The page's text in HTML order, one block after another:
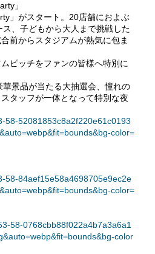
」
」がスタート。20店舗におよぶ
、子どもから大人まで挑戦した
前からスタジアムが熱気に包ま
ピッチをファンの皆様へ特別に
景品が当たる大抽選会、憧れの
タッフが一体となって特別な夜
58-52081853c8a2f220e61c0193
color=
58-84aef15e58a4698705e9ec2e
color=
58-0768cbb88f022a4b7a3a6a1
color